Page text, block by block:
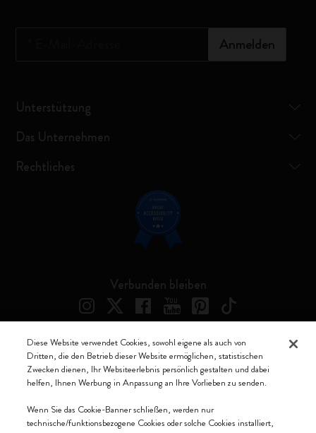
Anmelden
Unterstützung
Das Unternehmen
Rechtliches
Verbunden bleiben
Moleskine ® ist ein eingetragenes Warenzeichen von Moleskine Srl a
socio unico
Italia - P. IVA / CCIAA n. 07234480965 - REA MI 1945400 - Cap.
Soc. €2.181.513,42
Diese Website verwendet Cookies, sowohl eigene als auch von
Dritten, die den Betrieb dieser Website ermöglichen, statistischen
Zwecken dienen, Ihr Websiteerlebnis persönlich gestalten und dabei
helfen, Ihnen Werbung in Anpassung an Ihre Vorlieben zu senden.
Wenn Sie das Cookie-Banner schließen, werden nur
technische/funktionsbezogene Cookies oder solche Cookies installiert,